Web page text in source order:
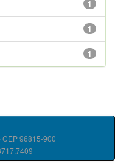
1
1
1
96815-900